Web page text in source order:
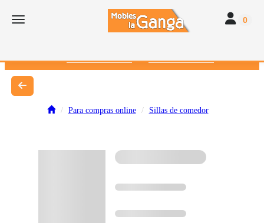
Toggle navigation Toggle
0
Para compras online Sillas de comedor